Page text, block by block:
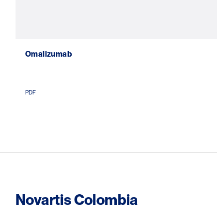
Omalizumab
PDF
Novartis Colombia